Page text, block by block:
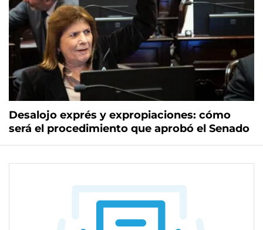
Desalojo exprés y expropiaciones: cómo
será el procedimiento que aprobó el Senado